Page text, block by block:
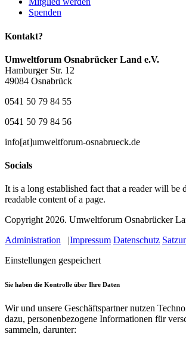
Spenden
Kontakt?
Umweltforum Osnabrücker Land e.V.
Hamburger Str. 12
49084 Osnabrück
0541 50 79 84 55
0541 50 79 84 56
info[at]umweltforum-osnabrueck.de
Socials
It is a long established fact that a reader will be
readable content of a page.
Copyright 2026. Umweltforum Osnabrücker
Administration |Impressum Datenschutz
Einstellungen gespeichert
Sie haben die Kontrolle über Ihre Daten
Wir und unsere Geschäftspartner nutzen
dazu, personenbezogene Informationen für
sammeln, darunter: